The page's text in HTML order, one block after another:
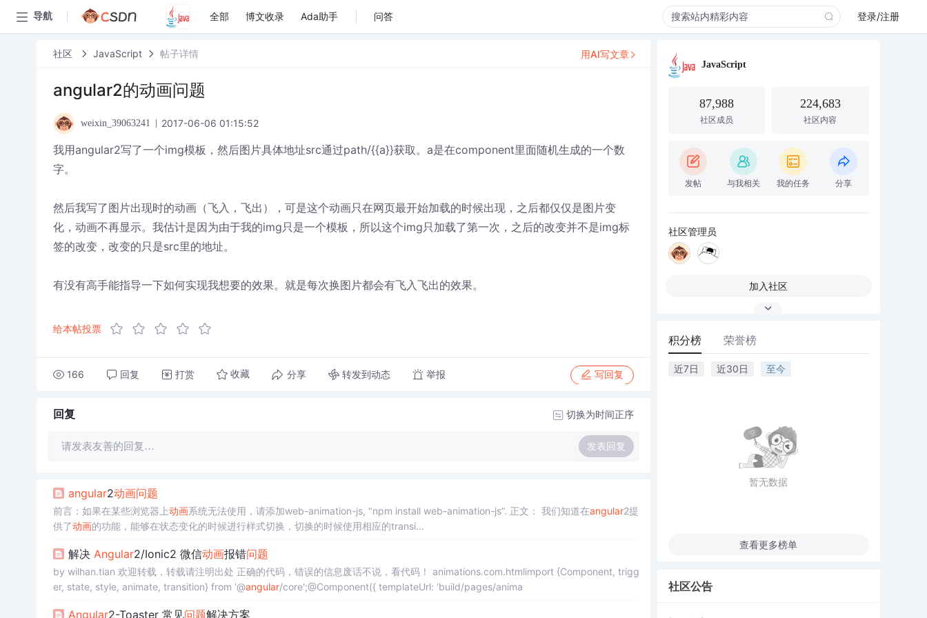
导航 全部 博文收录 Ada助手 问答 登录/注册
社区 JavaScript 帖子详情
angular2的动画问题
weixin_39063241 2017-06-06 01:15:52
我用angular2写了一个img模板，然后图片具体地址src通过path/{{a}}获取。a是在component里面随机生成的一个数
字。
然后我写了图片出现时的动画（飞入，飞出），可是这个动画只在网页最开始加载的时候出现，之后都仅仅是图片变
化，动画不再显示。我估计是因为由于我的img只是一个模板，所以这个img只加载了第一次，之后的改变并不是img标
签的改变，改变的只是src里的地址。
有没有高手能指导一下如何实现我想要的效果。就是每次换图片都会有飞入飞出的效果。
给本帖投票
166 回复 打赏 收藏 分享 转发到动态 举报 写回复
用AI写文章
回复 切换为时间正序
请发表友善的回复… 发表回复
angular2动画问题
前言：如果在某些浏览器上动画 系统无法使用，请添加web-animation-js, "npm install web-animation-js”. 正文： 我们知道在angular2提
供了动画的功能，能够在状态变化的时候进行样式切换，切换的时候使用相应的transi...
解决 Angular2/Ionic2 微信动画报错问题
by wilhan.tian 欢迎转载，转载请注明出处 正确的代码，错误的信息废话不说，看代码！ animations.com.htmlimport {Component, trigg
er, state, style, animate, transition} from '@angular /core';@Component({ templateUrl: 'build/pages/anima
Angular2-Toaster 常见问题解决方案
JavaScript
87,988
社区成员
224,683
社区内容
发帖 与我相关 我的任务 分享
社区管理员
加入社区
积分榜 荣誉榜
近7日 近30日 至今
暂无数据
查看更多榜单
社区公告